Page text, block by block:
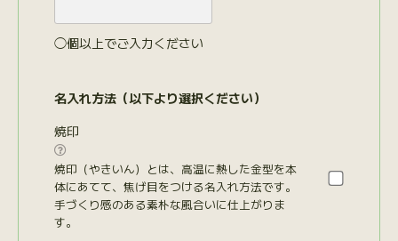
◯個以上でご入力ください
名入れ方法（以下より選択ください）
焼印

焼印（やきいん）とは、高温に熱した金型を本
体にあてて、焦げ目をつける名入れ方法です。
手づくり感のある素朴な風合いに仕上がりま
す。